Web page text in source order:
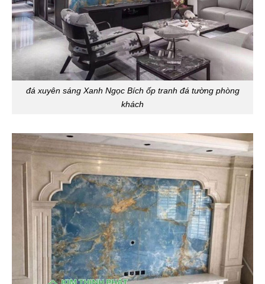
đá xuyên sáng Xanh Ngọc Bích ốp tranh đá tường phòng
khách